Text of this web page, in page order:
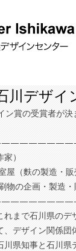
川デザ
ン賞の受賞者が
家）
屋（麩の製造・
物の企画・製造
れまで石川県の
、デザイン関係
川県知事と石川